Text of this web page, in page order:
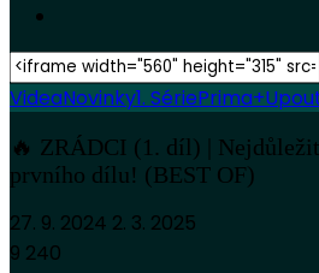
VideaNovinky1. SériePrima+
🔥 ZRÁDCI (1. díl) |
prvního dílu! (BEST OF)
27. 9. 2024 2. 3. 2025
9 240